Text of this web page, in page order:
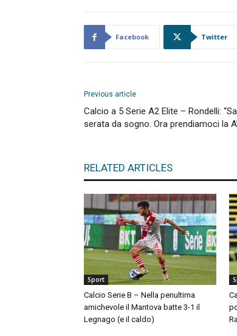
Facebook Twitter
Previous article
Calcio a 5 Serie A2 Elite – Rondelli:
serata da sogno. Ora prendiamoci la
RELATED ARTICLES
Sport
Calcio Serie B – Nella penultima
amichevole il Mantova batte 3-1 il
Legnago (e il caldo)